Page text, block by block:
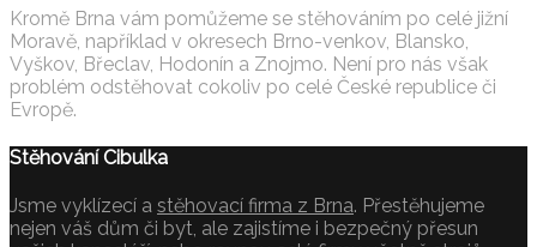
Kromě Brna vám pomůžeme se stěhováním po celé jižní
Moravě, například v okresech Brno-venkov, Blansko,
Vyškov, Břeclav, Hodonín a Znojmo. Není pro nás však
problém odstěhovat cokoliv po celé České republice či
Evropě.
Stěhování Cibulka
Jsme vyklízecí a stěhovací firma z Brna. Přestěhujeme
nejen váš dům či byt, ale zajistíme i bezpečný přesun